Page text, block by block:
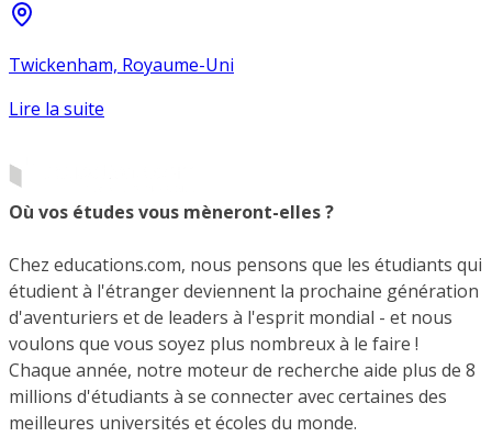
Twickenham, Royaume-Uni
Lire la suite
Où vos études vous mèneront-elles ?
Chez educations.com, nous pensons que les étudiants qui
étudient à l'étranger deviennent la prochaine génération
d'aventuriers et de leaders à l'esprit mondial - et nous
voulons que vous soyez plus nombreux à le faire !
Chaque année, notre moteur de recherche aide plus de 8
millions d'étudiants à se connecter avec certaines des
meilleures universités et écoles du monde.